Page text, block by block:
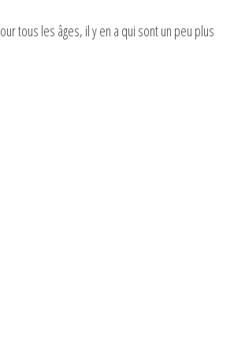
tous les âges, il y en a qui sont un peu plus